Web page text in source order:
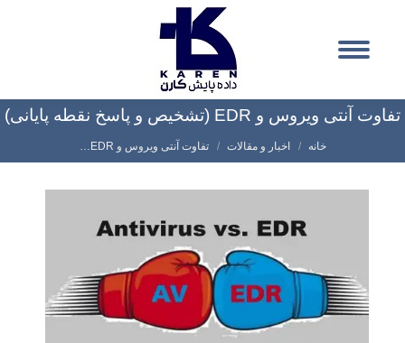
تفاوت آنتی ویروس و EDR (تشخیص و پاسخ نقطه پایانی)
شما اینجا هستید:
خانه اخبار و مقالات تفاوت آنتی ویروس و EDR…